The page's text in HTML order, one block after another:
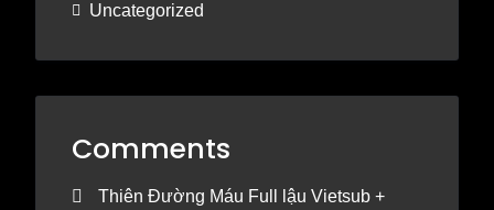
Uncategorized
Comments
Thiên Đường Máu Full lậu Vietsub +